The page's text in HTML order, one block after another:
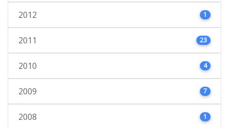
2012 1
2011 23
2010 4
2009 7
2008 1